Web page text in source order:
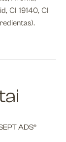
CI 19140, CI
ADS®